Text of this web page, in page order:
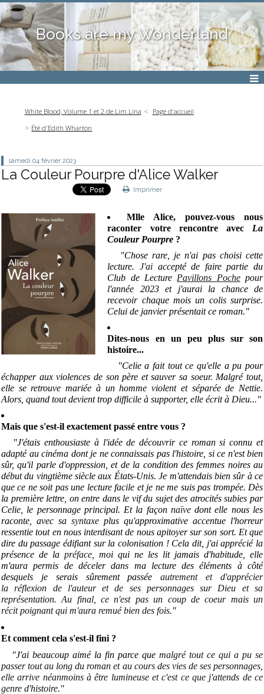
Books are my Wonderland
White Blood, Volume 1 et 2 de Lim Lina
Page d'accueil
Été d'Edith Wharton
samedi 04 février 2023
La Couleur Pourpre d'Alice Walker
Imprimer
Mlle Alice, pouvez-vous nous
raconter votre rencontre avec La
Couleur Pourpre ?
"Chose rare, je n'ai pas choisi cette
lecture.J'ai accepté de faire partie du
Club de Lecture Pavillons Pochepour
l'année 2023 et j'aurai la chance de
recevoir chaque mois un colis surprise.
Celui de janvier présentait ce roman."
Dites-nous en un peu plus sur son
histoire...
"Celie a fait tout ce qu'elle a pu pour
échapper aux violences de son père et sauver sa soeur. Malgré tout,
elle se retrouve mariée à un homme violent et séparée de Nettie.
Alors, quand tout devient trop difficile à supporter, elle écrit à Dieu..."
Mais que s'est-il exactement passé entre vous ?
"J'étais enthousiaste à l'idée de découvrir ce roman si connu et
adapté au cinéma dont je ne connaissais pas l'histoire, si ce n'est bien
sûr, qu'il parle d'oppression, et de la condition des femmes noires au
début du vingtième siècle aux États-Unis. Je m'attendais bien sûr à ce
que ce ne soit pas une lecture facile et je ne me suis pas trompée. Dès
la première lettre, on entre dans le vif du sujet des atrocités subies par
Celie, le personnage principal. Et la façon naïvedont elle nous les
raconte, avec sa syntaxe plus qu'approximative accentue l'horreur
ressentie tout en nous interdisant de nous apitoyer sur son sort. Et que
dire du passage édifiant sur la colonisation ! Cela dit, j'ai apprécié la
présence de la préface , moi qui ne les lit jamais d'habitude, elle
m'aura permis de déceler dans ma lecture des éléments à côté
desquels je serais sûrement passéeautrement et d'apprécier
la réflexion de l'auteur et de ses personnages sur Dieu et sa
représentation. Au final, ce n'est pas un coup de coeur mais un
récit poignant qui m'aura remué bien des fois."
Et comment cela s'est-il fini ?
"J'ai beaucoup aimé la fin parce que malgré tout ce qui a pu se
passer tout au long du roman et au cours des vies de ses personnages,
elle arrive néanmoins à être lumineuse et c'est ce que j'attends de ce
genre d'histoire."